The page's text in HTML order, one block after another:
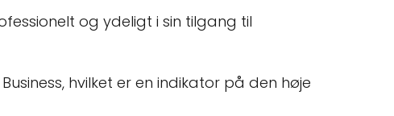
og ydeligt i sin tilgang til
hvilket er en indikator på den høje